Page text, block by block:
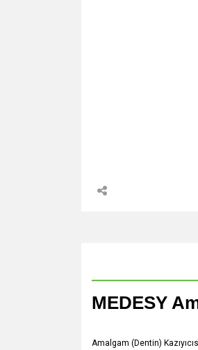
MEDESY
Amalgam (Dentin)